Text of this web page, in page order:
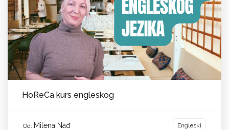
HoReCa kurs engleskog
Od: Milena Nađ Engleski